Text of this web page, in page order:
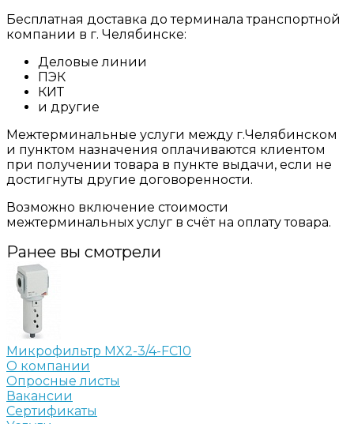
Бесплатная доставка до терминала транспортной
компании в г. Челябинске:
Деловые линии
ПЭК
КИТ
и другие
Межтерминальные услуги между г.Челябинском
и пунктом назначения оплачиваются клиентом
при получении товара в пункте выдачи, если не
достигнуты другие договоренности.
Возможно включение стоимости
межтерминальных услуг в счёт на оплату товара.
Ранее вы смотрели
Микрофильтр MX2-3/4-FC10
О компании
Опросные листы
Вакансии
Сертификаты